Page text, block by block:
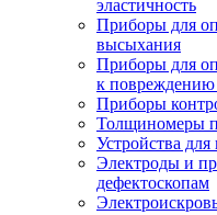
эластичность
Приборы для
высыхания
Приборы для
к
Приборы
Толщиномеры
Устройства
Электроды и
дефектоскопам